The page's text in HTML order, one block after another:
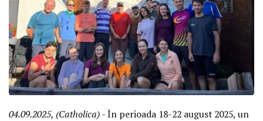
04.09.2025, (Catholica)- În perioada 18-22 august 2025, un